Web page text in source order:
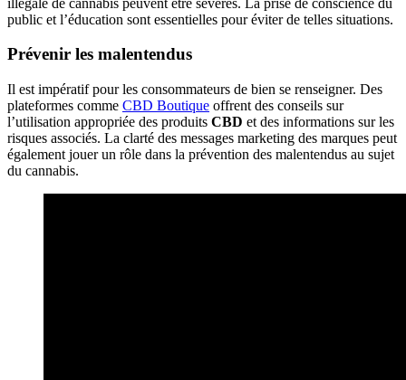
public et l’éducation sont essentielles pour éviter de telles situations.
Prévenir les malentendus
Il est impératif pour les consommateurs de bien se renseigner. Des
plateformes comme CBD Boutique offrent des conseils sur
l’utilisation appropriée des produits CBD et des informations sur les
risques associés. La clarté des messages marketing des marques peut
également jouer un rôle dans la prévention des malentendus au sujet
du cannabis.